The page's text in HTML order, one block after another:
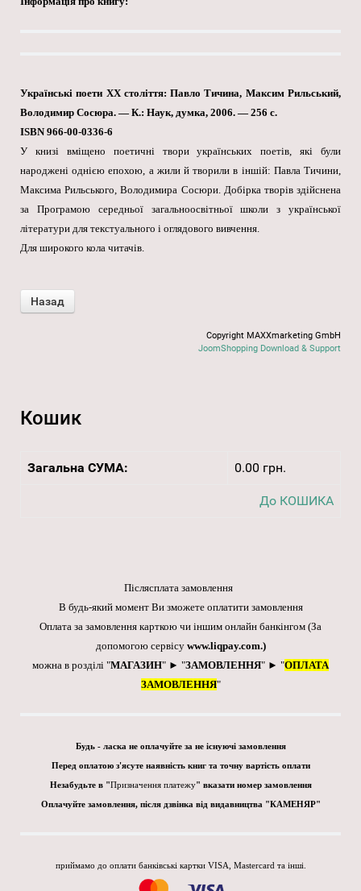
Українські поети XX століття: Павло Тичина, Максим Рильський,
Володимир Сосюра. — К.: Наук, думка, 2006. — 256 с.
ISBN 966-00-0336-6
У книзі вміщено поетичні твори українських поетів, які були
народжені однією епохою, а жили й творили в іншій: Павла Тичини,
Максима Рильського, Володимира Сосюри. Добірка творів здійснена
за Програмою середньої загальноосвітньої школи з української
літератури для текстуального і оглядового вивчення.
Для широкого кола читачів.
Copyright MAXXmarketing GmbH
JoomShopping Download & Support
Кошик
Загальна СУМА: 0.00 грн.
До КОШИКА
Післясплата замовлення
В будь-який момент Ви зможете оплатити замовлення
Оплата за замовлення карткою чи іншим онлайн банкінгом (За
допомогою сервісу www.liqpay.com.)
можна в розділі "МАГАЗИН" ► "ЗАМОВЛЕННЯ" ► "ОПЛАТА
ЗАМОВЛЕННЯ"
Будь - ласка не оплачуйте за не існуючі замовлення
Перед оплатою з'ясуте наявність книг та точну вартість оплати
Незабудьте в "Призначення платежу" вказати номер замовлення
Оплачуйте замовлення, після дзвінка від видавництва "КАМЕНЯР"
приймамо до оплати банківські картки VISA, Mastercard та інші.